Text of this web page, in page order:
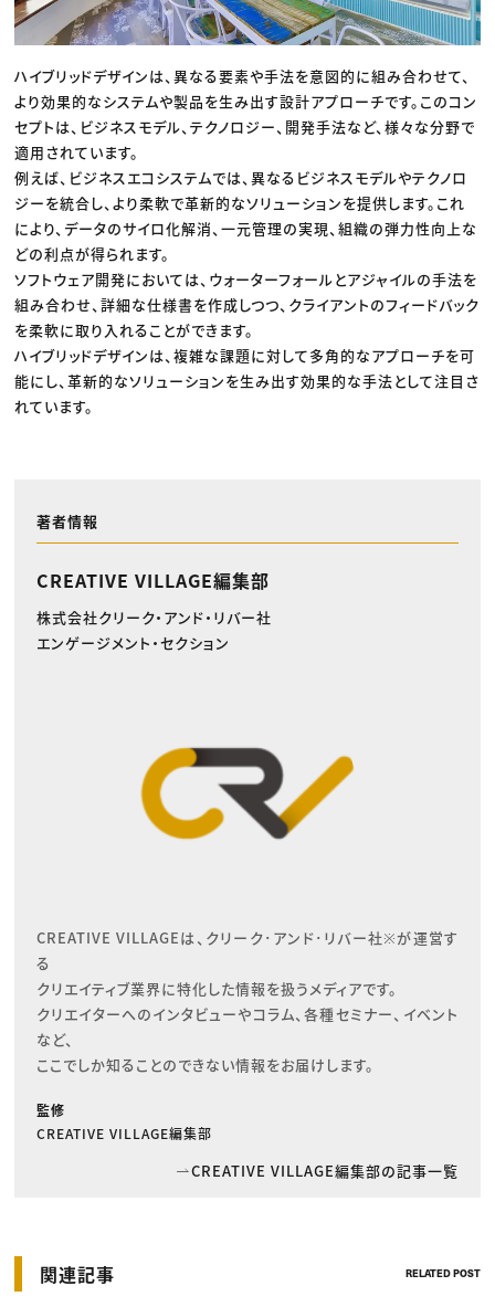
ハイブリッドデザインは、異なる要素や手法を意図的に組み合わせて、
より効果的なシステムや製品を生み出す設計アプローチです。このコン
セプトは、ビジネスモデル、テクノロジー、開発手法など、様々な分野で
適用されています。
例えば、ビジネスエコシステムでは、異なるビジネスモデルやテクノロ
ジーを統合し、より柔軟で革新的なソリューションを提供します。これ
により、データのサイロ化解消、一元管理の実現、組織の弾力性向上な
どの利点が得られます。
ソフトウェア開発においては、ウォーターフォールとアジャイルの手法を
組み合わせ、詳細な仕様書を作成しつつ、クライアントのフィードバック
を柔軟に取り入れることができます。
ハイブリッドデザインは、複雑な課題に対して多角的なアプローチを可
能にし、革新的なソリューションを生み出す効果的な手法として注目さ
れています。
著者情報
CREATIVE VILLAGE編集部
株式会社クリーク・アンド・リバー社
エンゲージメント・セクション
CREATIVE VILLAGEは、クリーク･アンド･リバー社※が運営す
る
クリエイティブ業界に特化した情報を扱うメディアです。
クリエイターへのインタビューやコラム、各種セミナー、イベント
など、
ここでしか知ることのできない情報をお届けします。
監修
CREATIVE VILLAGE編集部
CREATIVE VILLAGE編集部の記事一覧
関連記事 RELATED POST